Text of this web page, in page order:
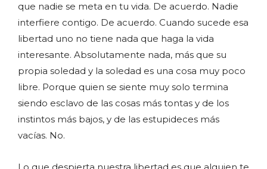
que nadie se meta en tu vida. De acuerdo. Nadie
interfiere contigo. De acuerdo. Cuando sucede esa
libertad uno no tiene nada que haga la vida
interesante. Absolutamente nada, más que su
propia soledad y la soledad es una cosa muy poco
libre. Porque quien se siente muy solo termina
siendo esclavo de las cosas más tontas y de los
instintos más bajos, y de las estupideces más
vacías. No.